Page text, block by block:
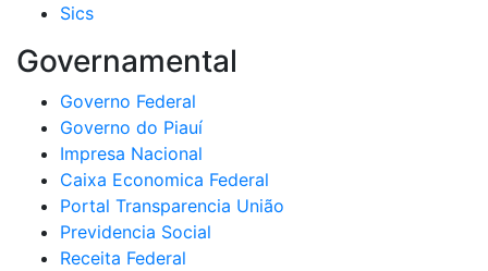
Sics
Governamental
Governo Federal
Governo do Piauí
Impresa Nacional
Caixa Economica Federal
Portal Transparencia União
Previdencia Social
Receita Federal